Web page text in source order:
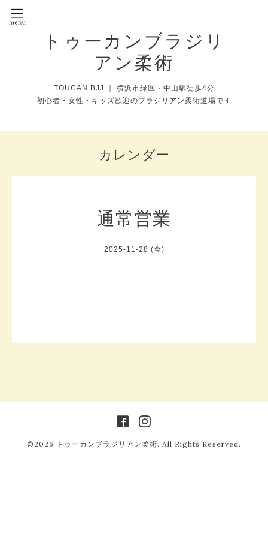
トゥーカンブラジリ
アン柔術
TOUCAN BJJ ｜ 横浜市緑区・中山駅徒歩4分
初心者・女性・キッズ歓迎のブラジリアン柔術道場です
カレンダー
通常営業
2025-11-28 (金)
©2026 トゥーカンブラジリアン柔術. All Rights Reserved.